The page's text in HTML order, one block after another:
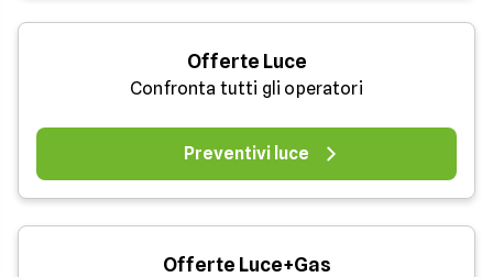
Offerte Luce
Confronta tutti gli operatori
Preventivi luce
Offerte Luce+Gas